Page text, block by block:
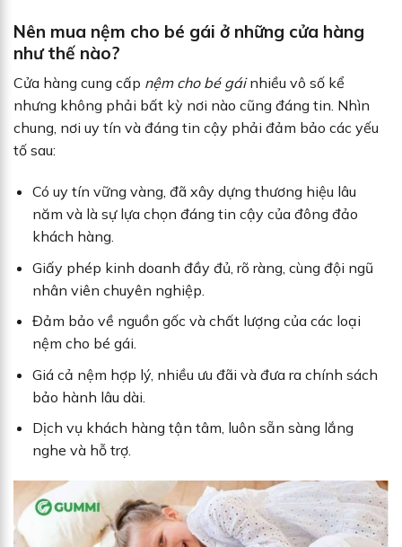
Nên mua nệm cho bé gái ở những cửa hàng
như thế nào?
Cửa hàng cung cấp nệm cho bé gáinhiều vô số kể
nhưng không phải bất kỳ nơi nào cũng đáng tin. Nhìn
chung, nơi uy tín và đáng tin cậy phải đảm bảo các yếu
tố sau:
Có uy tín vững vàng, đã xây dựng thương hiệu lâu
năm và là sự lựa chọn đáng tin cậy của đông đảo
khách hàng.
Giấy phép kinh doanh đầy đủ, rõ ràng, cùng đội ngũ
nhân viên chuyên nghiệp.
Đảm bảo về nguồn gốc và chất lượng của các loại
nệm cho bé gái.
Giá cả nệm hợp lý, nhiều ưu đãi và đưa ra chính sách
bảo hành lâu dài.
Dịch vụ khách hàng tận tâm, luôn sẵn sàng lắng
nghe và hỗ trợ.